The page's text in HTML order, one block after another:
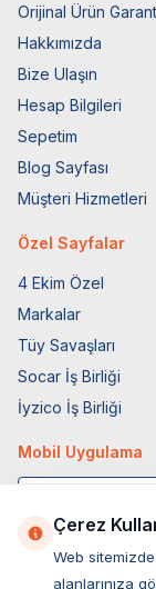
Orijinal Ürün
Hakkımızda
Bize Ulaşın
Hesap Bilgileri
Sepetim
Blog Sayfası
Müşteri Hizmetleri
Özel Sayfalar
4 Ekim Özel
Markalar
Tüy Savaşları
Socar İş Birliği
İyzico İş Birliği
Mobil Uygulama
Çerez
Web
alanlarınıza